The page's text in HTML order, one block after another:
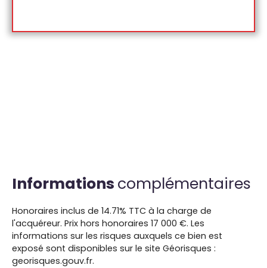
Informations complémentaires
Honoraires inclus de 14.71% TTC à la charge de
l'acquéreur. Prix hors honoraires 17 000 €. Les
informations sur les risques auxquels ce bien est
exposé sont disponibles sur le site Géorisques :
georisques.gouv.fr.